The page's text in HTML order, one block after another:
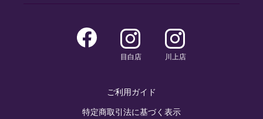
目白店 川上店
ご利用ガイド
特定商取引法に基づく表示